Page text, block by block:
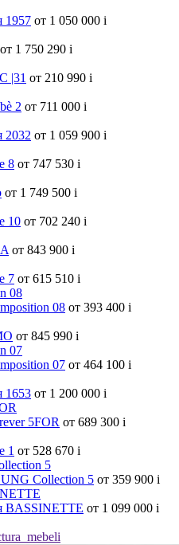
1957 от 1 050 000 i
от 1 750 290 i
|31 от 210 990 i
2 от 711 000 i
2032 от 1 059 900 i
8 от 747 530 i
от 1 749 500 i
10 от 702 240 i
от 843 900 i
7 от 615 510 i
08 от 393 400 i
от 845 990 i
07 от 464 100 i
1653 от 1 200 000 i
5FOR от 689 300 i
1 от 528 670 i
Collection 5 от 359 900 i
BASSINETTE от 1 099 000 i